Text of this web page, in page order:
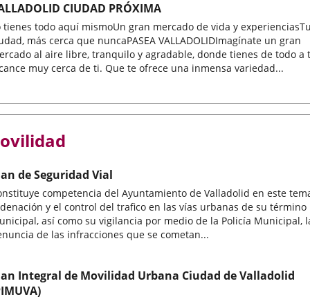
CIUDAD PRÓXIMA
tienes todo aquí mismoUn gran mercado de vida y
más cerca que nuncaPASEA VALLADOLIDImagínate un gran
al aire libre, tranquilo y agradable, donde tienes de todo a
muy cerca de ti. Que te ofrece una inmensa variedad...
de Seguridad Vial
competencia del Ayuntamiento de Valladolid en este
y el control del trafico en las vías urbanas de su término
así como su vigilancia por medio de la Policía Municipal,
de las infracciones que se cometan...
Integral de Movilidad Urbana Ciudad de Valladolid